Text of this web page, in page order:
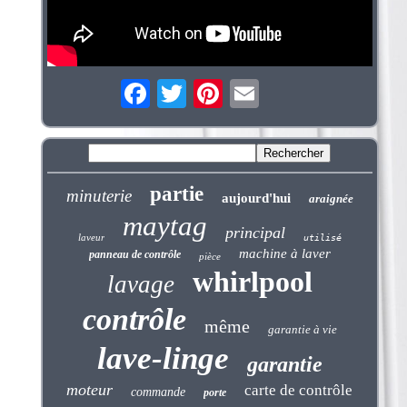
minuterie partie aujourd'hui araignée
laveur maytag principal utilisé
panneau de contrôle pièce machine à laver
lavage whirlpool
contrôle même garantie à vie
lave-linge garantie
moteur commande porte carte de contrôle